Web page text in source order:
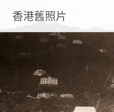
content
香港舊照片